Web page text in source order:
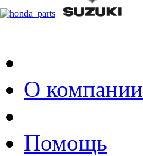
О компании
Помощь